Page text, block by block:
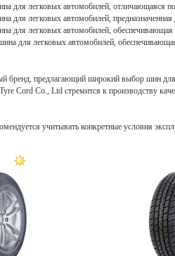
для легковых автомобилей, отличающаяся
для легковых автомобилей,
для легковых автомобилей, обеспечивающая
для легковых автомобилей,
бренд, предлагающий широкий выбор шин для
Cord Co., Ltd стремится к производству
учитывать конкретные условия